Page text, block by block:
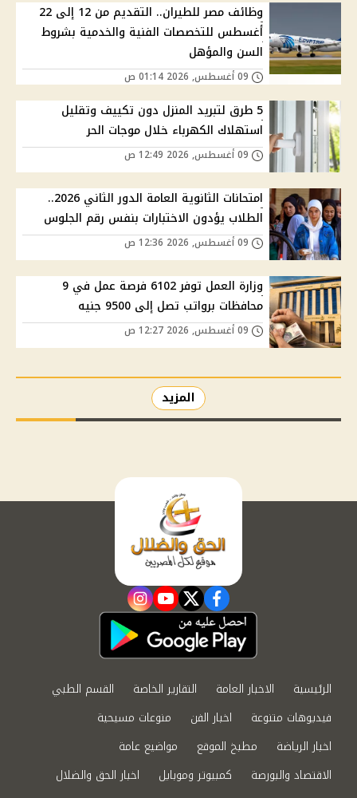
وظائف مصر للطيران.. التقديم من 12 إلى 22
أغسطس للتخصصات الفنية والخدمية بشروط
السن والمؤهل
5 طرق لتبريد المنزل دون تكييف وتقليل
استهلاك الكهرباء خلال موجات الحر
امتحانات الثانوية العامة الدور الثاني 2026..
الطلاب يؤدون الاختبارات بنفس رقم الجلوس
وزارة العمل توفر 6102 فرصة عمل في 9
محافظات برواتب تصل إلى 9500 جنيه
المزيد
facebook
twitter
youtube
instagram
الرئيسية الاخبار العامة التقارير الخاصة
القسم الطبي
فيديوهات متنوعة
اخبار الفن
منوعات مسيحية
اخبار الرياضة
مطبخ الموقع
مواضيع عامة
الاقتصاد والبورصة
كمبيوتر وموبايل
اخبار الحق والضلال